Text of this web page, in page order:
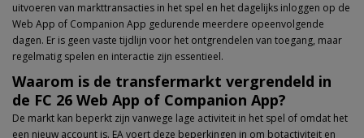
uitvoeren van markttransacties in het spel en het dagelijks inloggen op de
Web App of Companion App gedurende meerdere opeenvolgende
dagen. Er is geen vaste tijdlijn voor het ontgrendelen van toegang, maar
regelmatig spelen en interactie zijn essentieel.
Waarom is de transfermarkt vergrendeld in
de FC 26 Web App of Companion App?
De markt kan beperkt zijn vanwege lage activiteit in het spel of omdat het
een nieuw account is. EA voert deze beperkingen in om botactiviteit en